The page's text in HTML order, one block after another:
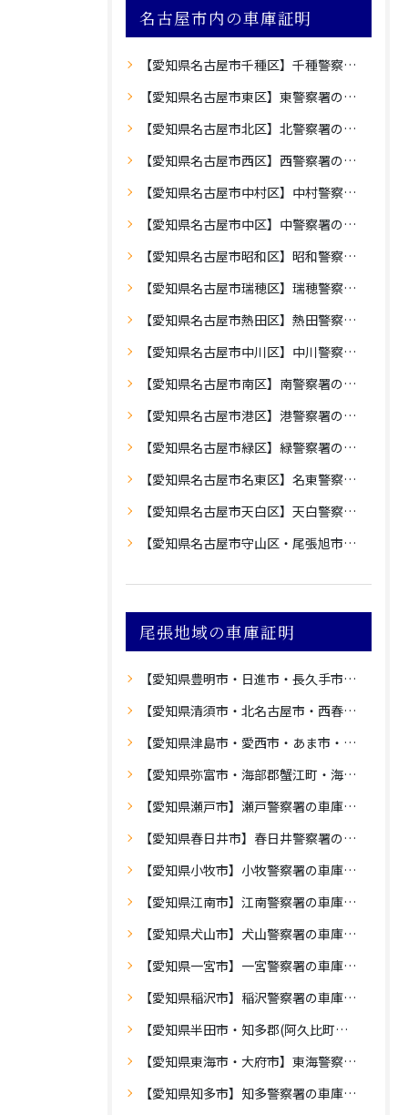
名古屋市内の車庫証明
【愛知県名古屋市千種区】千種警察署の車庫証明
【愛知県名古屋市東区】東警察署の車庫証明
【愛知県名古屋市北区】北警察署の車庫証明
【愛知県名古屋市西区】西警察署の車庫証明
【愛知県名古屋市中村区】中村警察署の車庫証明
【愛知県名古屋市中区】中警察署の車庫証明
【愛知県名古屋市昭和区】昭和警察署の車庫証明
【愛知県名古屋市瑞穂区】瑞穂警察署の車庫証明
【愛知県名古屋市熱田区】熱田警察署の車庫証明
【愛知県名古屋市中川区】中川警察署の車庫証明
【愛知県名古屋市南区】南警察署の車庫証明
【愛知県名古屋市港区】港警察署の車庫証明
【愛知県名古屋市緑区】緑警察署の車庫証明
【愛知県名古屋市名東区】名東警察署の車庫証明
【愛知県名古屋市天白区】天白警察署の車庫証明
【愛知県名古屋市守山区・尾張旭市】守山警察署の車庫証明
尾張地域の車庫証明
【愛知県豊明市・日進市・長久手市・愛知郡東郷町】愛知警察署の車庫証明
【愛知県清須市・北名古屋市・西春日井郡豊山町】西枇杷島警察署の車庫証明
【愛知県津島市・愛西市・あま市・海部郡大治町】津島警察署の車庫証明
【愛知県弥富市・海部郡蟹江町・海部郡飛島村】蟹江警察署の車庫証明
【愛知県瀬戸市】瀬戸警察署の車庫証明
【愛知県春日井市】春日井警察署の車庫証明
【愛知県小牧市】小牧警察署の車庫証明
【愛知県江南市】江南警察署の車庫証明
【愛知県犬山市】犬山警察署の車庫証明
【愛知県一宮市】一宮警察署の車庫証明
【愛知県稲沢市】稲沢警察署の車庫証明
【愛知県半田市・知多郡(阿久比町・武豊町・東浦町・美浜町・南知多町)】半田警察署の車庫証明
【愛知県東海市・大府市】東海警察署の車庫証明
【愛知県知多市】知多警察署の車庫証明